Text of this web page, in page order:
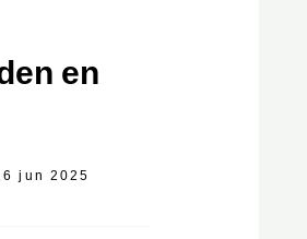
en
jun 2025